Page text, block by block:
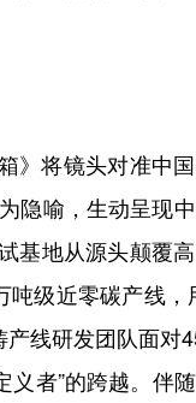
》将镜头对准中
隐喻，生动呈现
基地从源头颠覆
级近零碳产线，
产线研发团队面对
义者”的跨越。伴